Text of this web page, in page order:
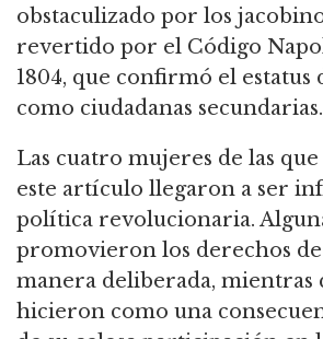
obstaculizado por los
revertido por el Código
1804, que confirmó el estatus
como ciudadanas secundarias.
Las cuatro mujeres de las
este artículo llegaron a ser
política revolucionaria.
promovieron los derechos
manera deliberada, mientras
hicieron como una